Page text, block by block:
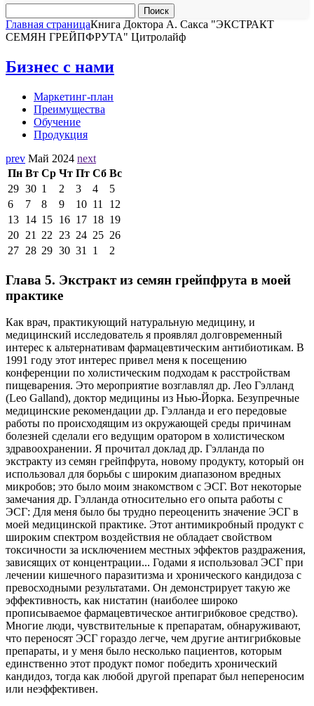
Главная страницаКнига Доктора А. Сакса "ЭКСТРАКТ
СЕМЯН ГРЕЙПФРУТА" Цитролайф
Бизнес с нами
Маркетинг-план
Преимущества
Обучение
Продукция
prev Май 2024 next
Пн Вт Ср Чт Пт Сб Вс
29 30 1 2 3 4
5
6
7 8 9 10 11
12
13 14 15 16 17 18 19
20 21 22 23 24 25 26
27 28 29 30 31 1 2
Глава 5. Экстракт из семян грейпфрута в моей
практике
Как врач, практикующий натуральную медицину, и
медицинский исследователь я проявлял долговременный
интерес к альтернативам фармацевтическим антибиотикам. В
1991 году этот интерес привел меня к посещению
конференции по холистическим подходам к расстройствам
пищеварения. Это мероприятие возглавлял др. Лео Гэлланд
(Leo Galland), доктор медицины из Нью-Йорка. Безупречные
медицинские рекомендации др. Гэлланда и его передовые
работы по происходящим из окружающей среды причинам
болезней сделали его ведущим оратором в холистическом
здравоохранении. Я прочитал доклад др. Гэлланда по
экстракту из семян грейпфрута, новому продукту, который он
использовал для борьбы с широким диапазоном вредных
микробов; это было моим знакомством с ЭСГ. Вот некоторые
замечания др. Гэлланда относительно его опыта работы с
ЭСГ: Для меня было бы трудно переоценить значение ЭСГ в
моей медицинской практике. Этот антимикробный продукт с
широким спектром воздействия не обладает свойством
токсичности за исключением местных эффектов раздражения,
зависящих от концентрации... Годами я использовал ЭСГ при
лечении кишечного паразитизма и хронического кандидоза с
превосходными результатами. Он демонстрирует такую же
эффективность, как нистатин (наиболее широко
прописываемое фармацевтическое антигрибковое средство).
Многие люди, чувствительные к препаратам, обнаруживают,
что переносят ЭСГ гораздо легче, чем другие антигрибковые
препараты, и у меня было несколько пациентов, которым
единственно этот продукт помог победить хронический
кандидоз, тогда как любой другой препарат был непереносим
или неэффективен.